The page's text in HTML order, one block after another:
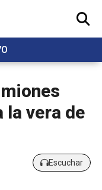
BUSCAR
la vera de
Escuchar